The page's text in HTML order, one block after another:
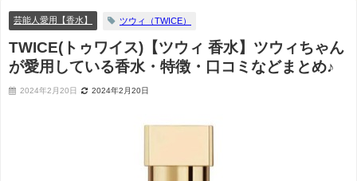
芸能人愛用【香水】 ツウィ（TWICE）
TWICE(トゥワイス)【ツウィ 香水】ツウィちゃん
が愛用している香水・特徴・口コミなどまとめ♪
2024年2月20日 2024年2月20日